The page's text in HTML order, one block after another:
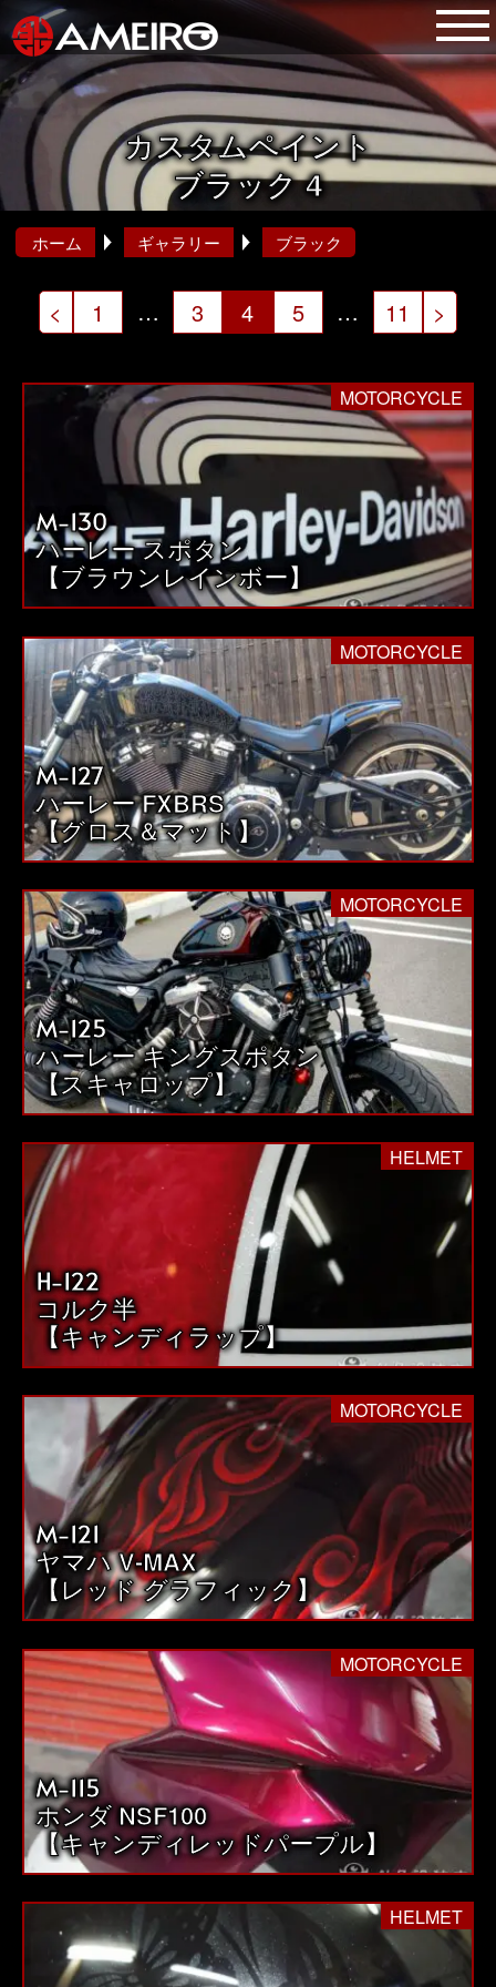
カスタムペイント
ブラック 4
ホーム ギャラリー ブラック
投
稿
の
送
り
< 1 … 3 4 5 … 11 >
MOTORCYCLE
M-130
ハーレー スポタン
【ブラウンレインボー】
MOTORCYCLE
M-127
ハーレー FXBRS
【グロス＆マット】
MOTORCYCLE
M-125
ハーレー キングスポタン
【スキャロップ】
HELMET
H-122
コルク半
【キャンディラップ】
MOTORCYCLE
M-121
ヤマハ V-MAX
【レッド グラフィック】
MOTORCYCLE
M-115
ホンダ NSF100
【キャンディレッドパープル】
HELMET